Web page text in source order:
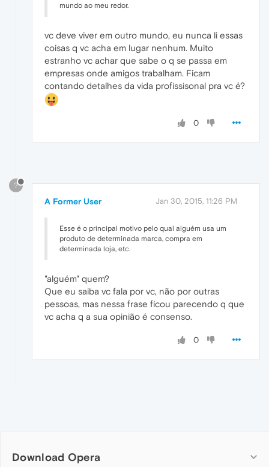
mundo ao meu redor.
vc deve viver em outro mundo, eu nunca li essas
coisas q vc acha em lugar nenhum. Muito
estranho vc achar que sabe o q se passa em
empresas onde amigos trabalham. Ficam
contando detalhes da vida profissisonal pra vc é?
0
?
A Former User Jan 30, 2015, 11:26 PM
Esse é o principal motivo pelo qual alguém usa um
produto de determinada marca, compra em
determinada loja, etc.
"alguém" quem?
Que eu saiba vc fala por vc, não por outras
pessoas, mas nessa frase ficou parecendo q que
vc acha q a sua opinião é consenso.
0
Download Opera